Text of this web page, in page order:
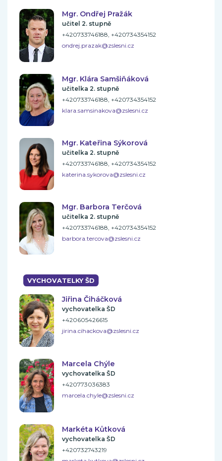
Mgr. Ondřej Pražák
učitel 2. stupně
+420733746188, +420734354152
ondrej.prazak@zslesni.cz
Mgr. Klára Samšiňáková
učitelka 2. stupně
+420733746188, +420734354152
klara.samsinakova@zslesni.cz
Mgr. Kateřina Sýkorová
učitelka 2. stupně
+420733746188, +420734354152
katerina.sykorova@zslesni.cz
Mgr. Barbora Terčová
učitelka 2. stupně
+420733746188, +420734354152
barbora.tercova@zslesni.cz
VYCHOVATELKY ŠD
Jiřina Čiháčková
vychovatelka ŠD
+420605426615
jirina.cihackova@zslesni.cz
Marcela Chýle
vychovatelka ŠD
+420773036383
marcela.chyle@zslesni.cz
Markéta Kůtková
vychovatelka ŠD
+420732743219